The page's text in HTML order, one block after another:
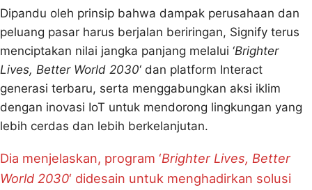
Dipandu oleh prinsip bahwa dampak perusahaan dan
peluang pasar harus berjalan beriringan, Signify terus
menciptakan nilai jangka panjang melalui ‘Brighter
Lives, Better World 2030‘ dan platform Interact
generasi terbaru, serta menggabungkan aksi iklim
dengan inovasi IoT untuk mendorong lingkungan yang
lebih cerdas dan lebih berkelanjutan.
Dia menjelaskan, program ‘Brighter Lives, Better
World 2030‘ didesain untuk menghadirkan solusi